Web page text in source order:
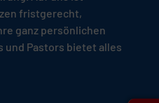
fristgerecht,
ganz persönlichen
und Pastors bietet alles